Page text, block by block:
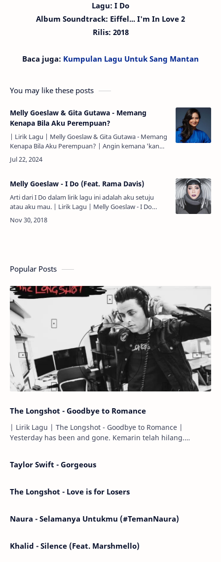
Lagu: I Do
Album Soundtrack: Eiffel... I'm In Love 2
Rilis: 2018
Baca juga: Kumpulan Lagu Untuk Sang Mantan
You may like these posts
Melly Goeslaw & Gita Gutawa - Memang
Kenapa Bila Aku Perempuan?
| Lirik Lagu | Melly Goeslaw & Gita Gutawa - Memang
Kenapa Bila Aku Perempuan? | Angin kemana 'kan
mengarah, Membangun jiwa yang haus cerita.
Keinginan mengetahui …
Melly Goeslaw - I Do (Feat. Rama Davis)
Arti dari I Do dalam lirik lagu ini adalah aku setuju
atau aku mau. | Lirik Lagu | Melly Goeslaw - I Do
(Feat. Rama Davis) | Berapa milyar menit berlalu...
Mu…
Popular Posts
The Longshot - Goodbye to Romance
| Lirik Lagu | The Longshot - Goodbye to Romance |
Yesterday has been and gone. Kemarin telah hilang.
Taylor Swift - Gorgeous
The Longshot - Love is for Losers
Naura - Selamanya Untukmu (#TemanNaura)
Khalid - Silence (Feat. Marshmello)